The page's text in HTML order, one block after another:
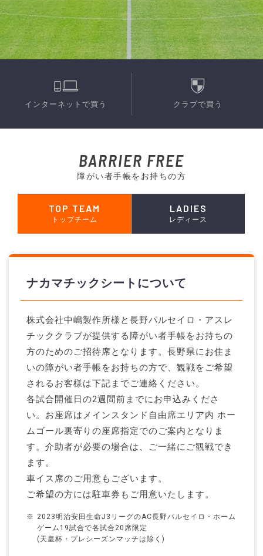
インターネットで買う クラブで買う
BARRIER FREE
障がい者手帳をお持ちの方
TOP TEAM
トップチーム
LADIES
レディース
ナカマチックシートについて
株式会社中嶋製作所様と長野パルセイロ・アスレ
チッククラブが提供する障がい者手帳をお持ちの
方のためのご招待席となります。長野県にお住ま
いの障がい者手帳をお持ちの方で、観戦をご希望
されるお客様は下記までご連絡ください。
各試合開催日の2週間前までにお申込みくださ
い。お座席はメインスタンド自由席エリア内 ホー
ムゴール裏寄りの座席指定でのご案内となりま
す。介助者が必要の場合は、ご一緒にご観戦でき
ます。
車イス席のご用意もございます。
ご希望の方には駐車券もご用意いたします。
2023明治安田生命J3リーグのAC長野パルセイロ・ホーム
ゲーム19試合で各試合20席限定
(天皇杯・プレシーズンマッチは除く)